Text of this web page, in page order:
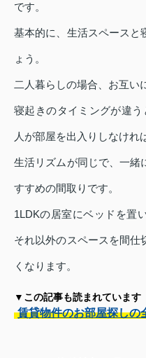
です。
基本的に、生活スペースと
ょう。
二人暮らしの場合、お互い
寝起きのタイミングが違
人が部屋を出入りしなけれ
生活リズムが同じで、一緒
すすめの間取りです。
1LDKの居室にベッドを置
それ以外のスペースを間仕
くなります。
▼この記事も読まれています
賃貸物件のお部屋探しの